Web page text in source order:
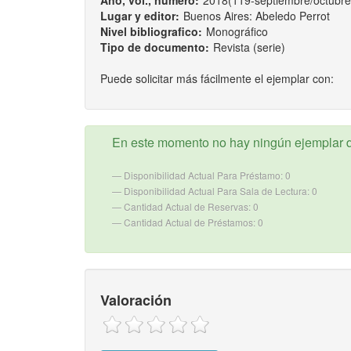
Lugar y editor: Buenos Aires: Abeledo Perrot
Nivel bibliografico: Monográfico
Tipo de documento: Revista (serie)
Puede solicitar más fácilmente el ejemplar con:
En este momento no hay ningún ejemplar
Disponibilidad Actual Para Préstamo: 0
Disponibilidad Actual Para Sala de Lectura: 0
Cantidad Actual de Reservas: 0
Cantidad Actual de Préstamos: 0
Valoración